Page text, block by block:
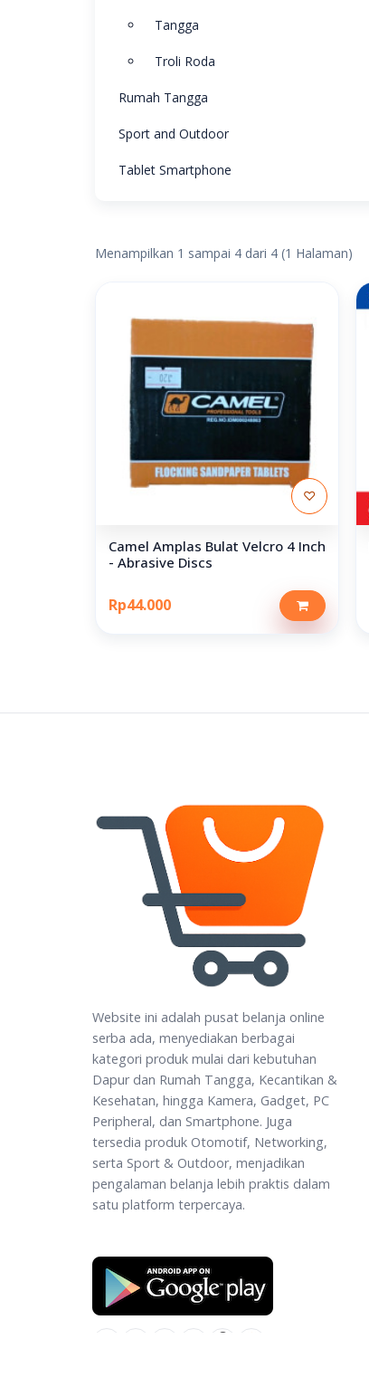
Tangga
Troli Roda
Rumah Tangga
Sport and Outdoor
Tablet Smartphone
Menampilkan 1 sampai 4 dari 4 (1 Halaman)
♡
Camel Amplas Bulat Velcro 4 Inch
- Abrasive Discs
Rp44.000
Website ini adalah pusat belanja online
serba ada, menyediakan berbagai
kategori produk mulai dari kebutuhan
Dapur dan Rumah Tangga, Kecantikan &
Kesehatan, hingga Kamera, Gadget, PC
Peripheral, dan Smartphone. Juga
tersedia produk Otomotif, Networking,
serta Sport & Outdoor, menjadikan
pengalaman belanja lebih praktis dalam
satu platform terpercaya.